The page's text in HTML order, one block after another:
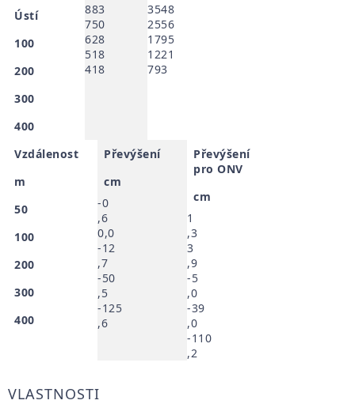
Ústí
100
200
300
400
883
750
628
518
418
3548
2556
1795
1221
793
Vzdálenost
m
50
100
200
300
400
Převýšení
cm
-0
,6
0,0
-12
,7
-50
,5
-125
,6
Převýšení
pro ONV
cm
1
,3
3
,9
-5
,0
-39
,0
-110
,2
VLASTNOSTI